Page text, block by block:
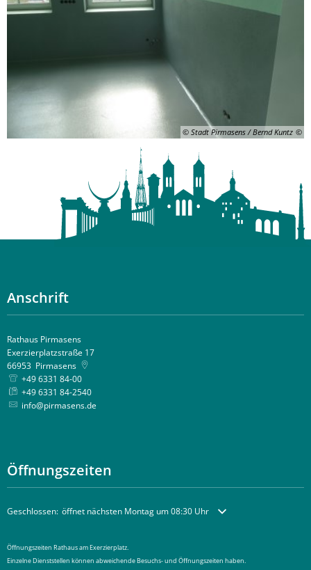
© Stadt Pirmasens / Bernd Kuntz
Anschrift
Rathaus Pirmasens
Exerzierplatzstraße 17
66953 Pirmasens
+49 6331 84-00
+49 6331 84-2540
info@pirmasens.de
Öffnungszeiten
Klicken, um weitere Öffnungs- oder Schließzeiten auszublenden
Geschlossen: öffnet nächsten Montag um 08:30 Uhr
Öffnungszeiten Rathaus am Exerzierplatz.
Einzelne Dienststellen können abweichende Besuchs- und Öffnungszeiten haben.